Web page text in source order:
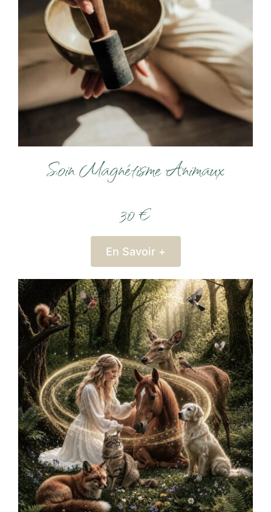
Soin Magnétisme Animaux
30 €
En Savoir +